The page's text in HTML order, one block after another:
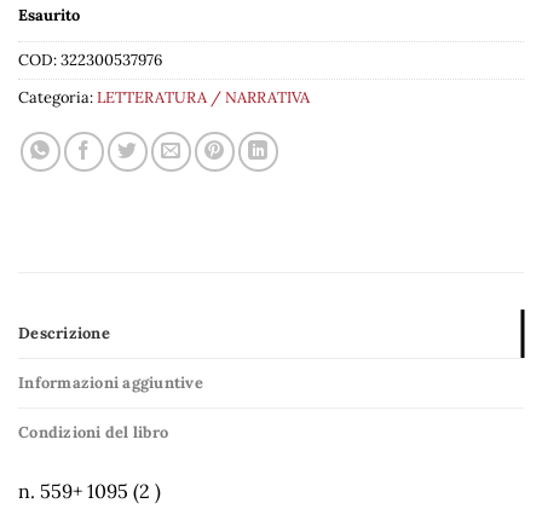
Esaurito
COD:322300537976
Categoria:LETTERATURA / NARRATIVA
Descrizione
Informazioni aggiuntive
Condizioni del libro
n. 559+ 1095 (2 )